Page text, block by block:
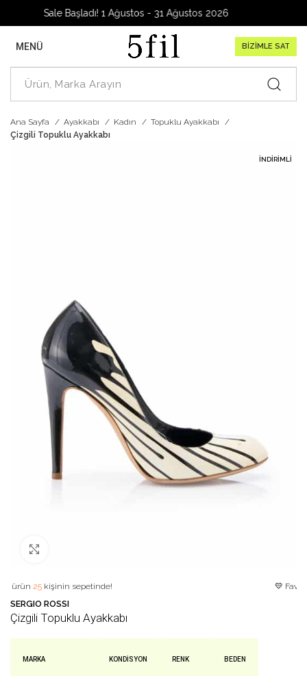
Sale Başladı! 1 Ağustos - 31 Ağustos 2026
MENÜ BİZİMLE SAT
Ana Sayfa Ayakkabı Kadın
Topuklu Ayakkabı
Çizgili Topuklu Ayakkabı
İNDIRIMLI
25kişinin sepetinde! 💛 Favori ürün!
SERGIO ROSSI
Çizgili Topuklu Ayakkabı
MARKA KONDISYON RENK BEDEN